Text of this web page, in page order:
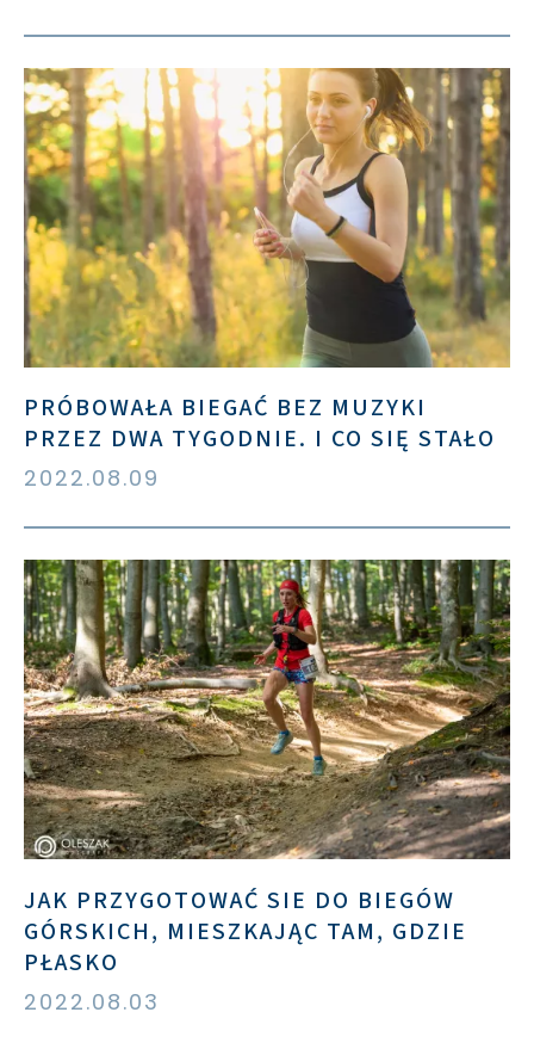
PRÓBOWAŁA BIEGAĆ BEZ MUZYKI
PRZEZ DWA TYGODNIE. I CO SIĘ STAŁO
2022.08.09
JAK PRZYGOTOWAĆ SIE DO BIEGÓW
GÓRSKICH, MIESZKAJĄC TAM, GDZIE
PŁASKO
2022.08.03